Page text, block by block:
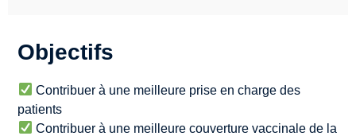
Objectifs
Contribuer à une meilleure prise en charge des
patients
Contribuer à une meilleure couverture vaccinale de la